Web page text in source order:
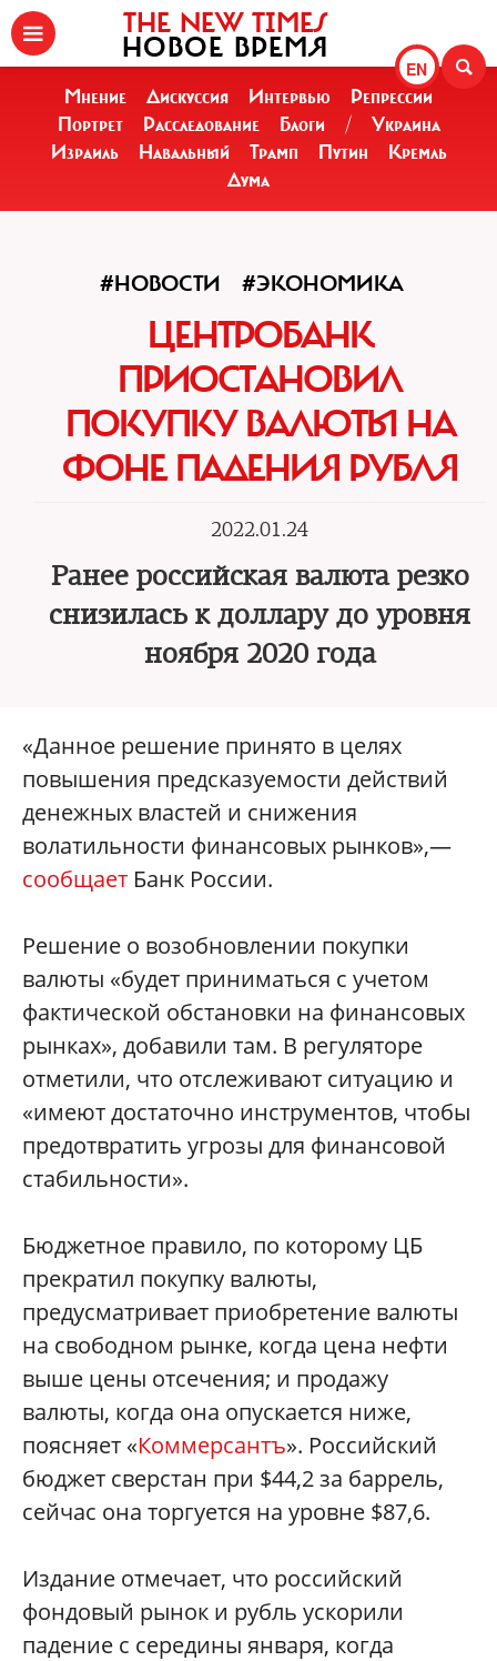
EN
THE NEW TIMES
НОВОЕ ВРЕМЯ
Мнение Дискуссия Интервью
Репрессии
Портрет
Расследование Блоги /
Украина
Израиль
Навальный Трамп Путин
Кремль
Дума
#НОВОСТИ #ЭКОНОМИКА
ЦЕНТРОБАНК
ПРИОСТАНОВИЛ
ПОКУПКУ ВАЛЮТЫ НА
ФОНЕ ПАДЕНИЯ РУБЛЯ
2022.01.24
Ранее российская валюта резко
снизилась к доллару до уровня
ноября 2020 года
«Данное решение принято в целях
повышения предсказуемости действий
денежных властей и снижения
волатильности финансовых рынков»,—
сообщает Банк России.
Решение о возобновлении покупки
валюты «будет приниматься с учетом
фактической обстановки на финансовых
рынках», добавили там. В регуляторе
отметили, что отслеживают ситуацию и
«имеют достаточно инструментов, чтобы
предотвратить угрозы для финансовой
стабильности».
Бюджетное правило, по которому ЦБ
прекратил покупку валюты,
предусматривает приобретение валюты
на свободном рынке, когда цена нефти
выше цены отсечения; и продажу
валюты, когда она опускается ниже,
поясняет «Коммерсантъ». Российский
бюджет сверстан при $44,2 за баррель,
сейчас она торгуется на уровне $87,6.
Издание отмечает, что российский
фондовый рынок и рубль ускорили
падение с середины января, когда